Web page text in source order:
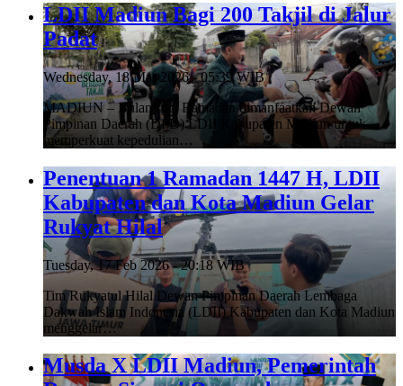
LDII Madiun Bagi 200 Takjil di Jalur
Padat
Wednesday, 18 Mar 2026 - 05:39 WIB
MADIUN – Bulan suci Ramadan dimanfaatkan Dewan
Pimpinan Daerah (DPD) LDII Kabupaten Madiun untuk
memperkuat kepedulian…
Penentuan 1 Ramadan 1447 H, LDII
Kabupaten dan Kota Madiun Gelar
Rukyat Hilal
Tuesday, 17 Feb 2026 - 20:18 WIB
Tim Rukyatul Hilal Dewan Pimpinan Daerah Lembaga
Dakwah Islam Indonesia (LDII) Kabupaten dan Kota Madiun
menggelar…
Musda X LDII Madiun, Pemerintah